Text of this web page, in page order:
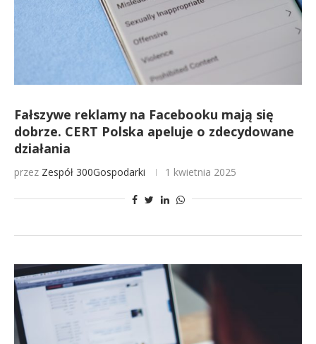
Fałszywe reklamy na Facebooku mają się
dobrze. CERT Polska apeluje o zdecydowane
działania
przez Zespół 300Gospodarki 1 kwietnia 2025